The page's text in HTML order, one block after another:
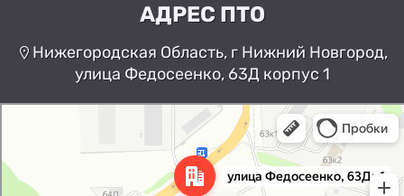
АДРЕС ПТО
Нижегородская Область, г Нижний Новгород,
улица Федосеенко, 63Д корпус 1
Нижний Новгород
Улица Федосеенко, 63Дк1 —
Яндекс Карты